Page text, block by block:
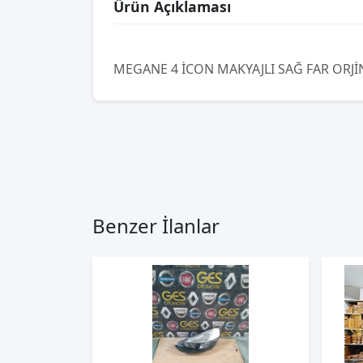
Ürün Açıklaması
MEGANE 4 İCON MAKYAJLI SAĞ FAR
Benzer İlanlar